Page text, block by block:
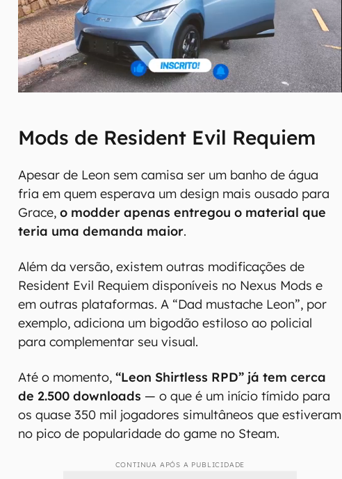
Mods de Resident Evil Requiem
Apesar de Leon sem camisa ser um banho de água
fria em quem esperava um design mais ousado para
Grace,o modder apenas entregou o material que
teria uma demanda maior.
Além da versão, existem outras modificações de
Resident Evil Requiem disponíveis no Nexus Mods e
em outras plataformas. A “Dad mustache Leon”, por
exemplo, adiciona um bigodão estiloso ao policial
para complementar seu visual.
Até o momento,“Leon Shirtless RPD” já tem cerca
de 2.500 downloads — o que é um início tímido para
os quase 350 mil jogadores simultâneos que estiveram
no pico de popularidade do game no Steam.
CONTINUA APÓS A PUBLICIDADE